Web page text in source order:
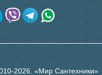
2026. «Мир Сантехники»